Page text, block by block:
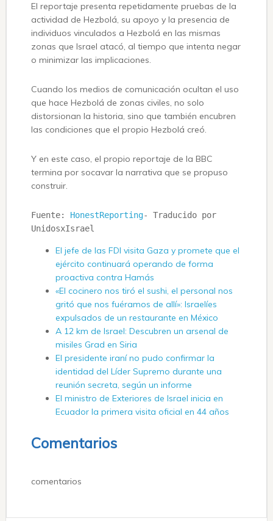
El reportaje presenta repetidamente pruebas de la
actividad de Hezbolá, su apoyo y la presencia de
individuos vinculados a Hezbolá en las mismas
zonas que Israel atacó, al tiempo que intenta negar
o minimizar las implicaciones.
Cuando los medios de comunicación ocultan el uso
que hace Hezbolá de zonas civiles, no solo
distorsionan la historia, sino que también encubren
las condiciones que el propio Hezbolá creó.
Y en este caso, el propio reportaje de la BBC
termina por socavar la narrativa que se propuso
construir.
Fuente: HonestReporting- Traducido por
UnidosxIsrael
El jefe de las FDI visita Gaza y promete que el
ejército continuará operando de forma
proactiva contra Hamás
«El cocinero nos tiró el sushi, el personal nos
gritó que nos fuéramos de allí»: Israelíes
expulsados ​​de un restaurante en México
A 12 km de Israel: Descubren un arsenal de
misiles Grad en Siria
El presidente iraní no pudo confirmar la
identidad del Líder Supremo durante una
reunión secreta, según un informe
El ministro de Exteriores de Israel inicia en
Ecuador la primera visita oficial en 44 años
Comentarios
comentarios